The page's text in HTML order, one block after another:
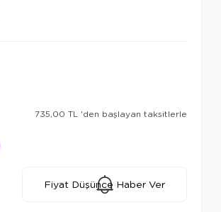
735,00 TL 'den başlayan taksitlerle
Fiyat Düşünce Haber Ver